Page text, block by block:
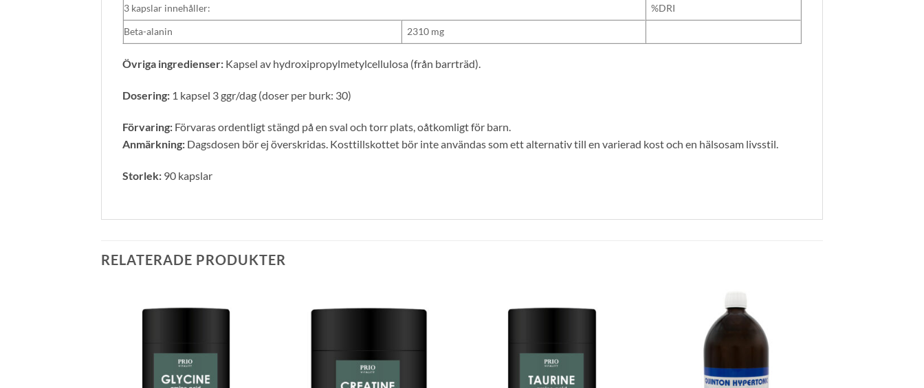
3 kapslar innehåller:
%DRI
Beta-alanin
2310 mg
Övriga ingredienser: Kapsel av hydroxipropylmetylcellulosa (från barrträd).
Dosering: 1 kapsel 3 ggr/dag (doser per burk: 30)
Förvaring: Förvaras ordentligt stängd på en sval och torr plats, oåtkomligt för barn.
Anmärkning: Dagsdosen bör ej överskridas. Kosttillskottet bör inte användas som ett alternativ till en varierad kost och en hälsosam livsstil.
Storlek: 90 kapslar
RELATERADE PRODUKTER